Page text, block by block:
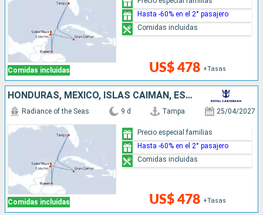
Comidas incluidas US$ 478 +Tasas
Hasta -60% en el 2° pasajero
Comidas incluidas
HONDURAS, MÉXICO, ISLAS CAIMÁN, ESTADOS UNIDOS
Comidas incluidas
Radiance of the Seas 9 d Tampa 25/04/2027
US$ 478 +Tasas
Precio especial familias
Hasta -60% en el 2° pasajero
Comidas incluidas